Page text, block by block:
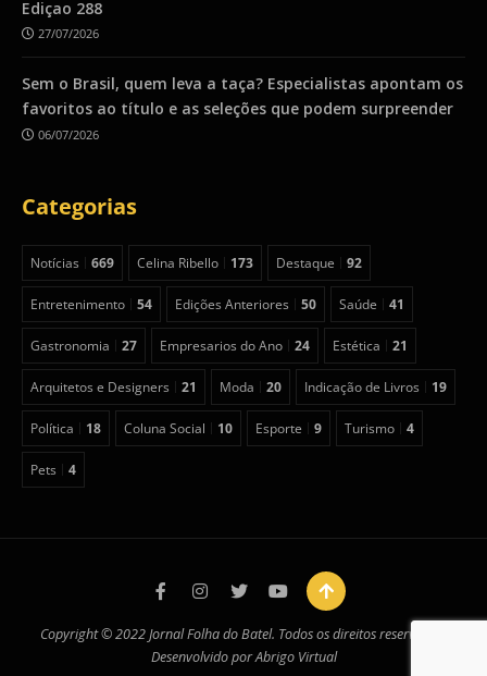
Ediçao 288
27/07/2026
Sem o Brasil, quem leva a taça? Especialistas apontam os
favoritos ao título e as seleções que podem surpreender
06/07/2026
Categorias
Notícias 669 Celina Ribello 173 Destaque 92
Entretenimento 54 Edições Anteriores 50 Saúde 41
Gastronomia 27 Empresarios do Ano 24 Estética 21
Arquitetos e Designers 21 Moda 20 Indicação de Livros 19
Política 18 Coluna Social 10 Esporte 9 Turismo 4
Pets 4
Copyright © 2022 Jornal Folha do Batel. Todos os direitos reservados.
Desenvolvido porAbrigo Virtual